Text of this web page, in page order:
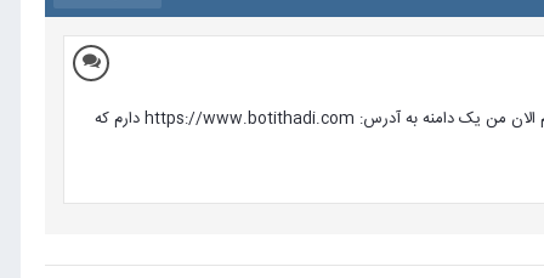
سلام من از سایت http://www.alefyar.com/ یک دوره آموزش ساخت ربات تلگرامی با کمک هاست و cms joomla /wordpress خریداری کردم الان من یک دامنه به آدرس: https://www.botithadi.com دارم که